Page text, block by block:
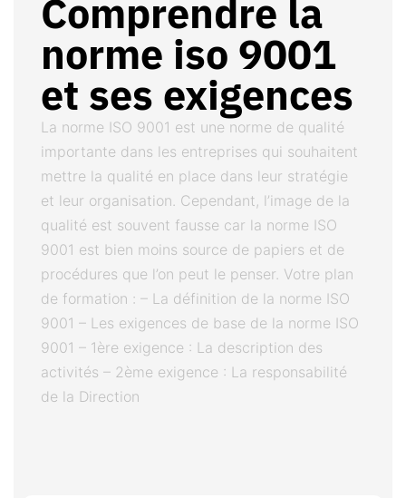
Comprendre la
norme iso 9001
et ses exigences
La norme ISO 9001 est une norme de qualité
importante dans les entreprises qui souhaitent
mettre la qualité en place dans leur stratégie
et leur organisation. Cependant, l’image de la
qualité est souvent fausse car la norme ISO
9001 est bien moins source de papiers et de
procédures que l’on peut le penser. Votre plan
de formation : – La définition de la norme ISO
9001 – Les exigences de base de la norme ISO
9001 – 1ère exigence : La description des
activités – 2ème exigence : La responsabilité
de la Direction